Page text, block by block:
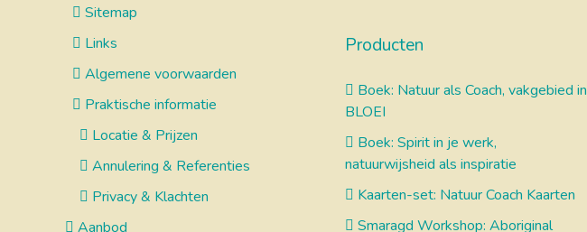
Sitemap
Links
Algemene voorwaarden
Praktische informatie
Locatie & Prijzen
Annulering & Referenties
Privacy & Klachten
Aanbod
Producten
Boek: Natuur als Coach, vakgebied in
BLOEI
Boek: Spirit in je werk,
natuurwijsheid als inspiratie
Kaarten-set: Natuur Coach Kaarten
Smaragd Workshop: Aboriginal